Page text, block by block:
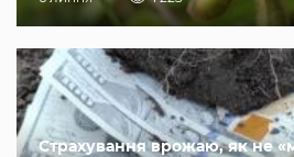
Страхування врожаю, як не